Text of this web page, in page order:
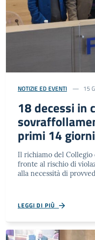
NOTIZIE ED EVENTI 15
18 decessi in
primi 14
Il richiamo del Collegio
fronte al rischio di
alla necessità di
LEGGI DI PIÙ